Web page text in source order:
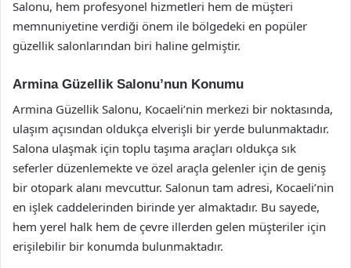
Salonu, hem profesyonel hizmetleri hem de müşteri
memnuniyetine verdiği önem ile bölgedeki en popüler
güzellik salonlarından biri haline gelmiştir.
Armina Güzellik Salonu’nun Konumu
Armina Güzellik Salonu, Kocaeli’nin merkezi bir noktasında,
ulaşım açısından oldukça elverişli bir yerde bulunmaktadır.
Salona ulaşmak için toplu taşıma araçları oldukça sık
seferler düzenlemekte ve özel araçla gelenler için de geniş
bir otopark alanı mevcuttur. Salonun tam adresi, Kocaeli’nin
en işlek caddelerinden birinde yer almaktadır. Bu sayede,
hem yerel halk hem de çevre illerden gelen müşteriler için
erişilebilir bir konumda bulunmaktadır.